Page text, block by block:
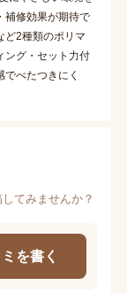
補修効果が期待で
ど2種類のポリマ
ング・セット力付
べたつきにく
てみませんか？
を書く